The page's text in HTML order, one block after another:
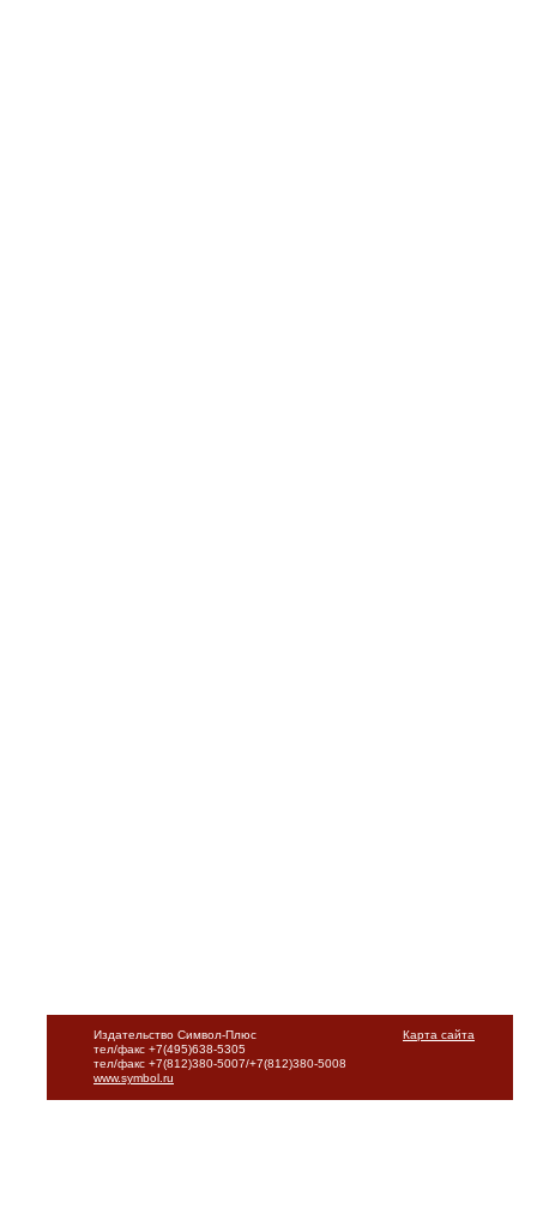
Карта сайта
Издательство Символ-Плюс
тел/факс +7(495)638-5305
тел/факс +7(812)380-5007/+7(812)380-5008
www.symbol.ru